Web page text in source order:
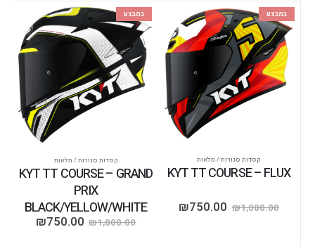
במבצע
קסדות סגורות / מלאות
KYT TT COURSE – FLUX
₪1,000.00
₪750.00
במבצע
קסדות סגורות / מלאות
KYT TT COURSE – GRAND
PRIX
BLACK/YELLOW/WHITE
₪1,000.00
₪750.00